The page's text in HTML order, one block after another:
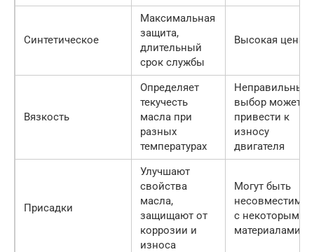
Синтетическое
Максимальная
защита,
длительный
срок службы
Высокая цена
Вязкость
Определяет
текучесть
масла при
разных
температурах
Неправильный
выбор может
привести к
износу
двигателя
Присадки
Улучшают
свойства
масла,
защищают от
коррозии и
износа
Могут быть
несовместимы
с некоторыми
материалами